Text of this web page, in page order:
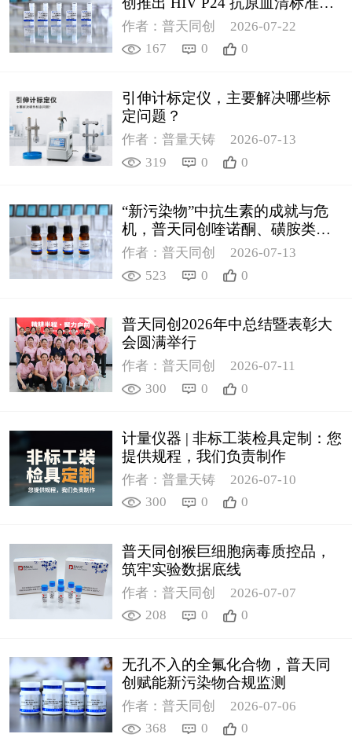
质
作者：普天同创
2026-07-22
167
0 0
引伸计标定仪，主要解决哪些标
定问题？
作者：普量天铸
2026-07-13
319
0 0
“新污染物”中抗生素的成就与危
机，普天同创喹诺酮、磺胺类质
控新品筑牢环境安全防线
作者：普天同创
2026-07-13
523
0 0
普天同创2026年中总结暨表彰大
会圆满举行
作者：普天同创
2026-07-11
300
0 0
计量仪器 | 非标工装检具定制：您
提供规程，我们负责制作
作者：普量天铸
2026-07-10
300
0 0
普天同创猴巨细胞病毒质控品，
筑牢实验数据底线
作者：普天同创
2026-07-07
208
0 0
无孔不入的全氟化合物，普天同
创赋能新污染物合规监测
作者：普天同创
2026-07-06
368
0 0